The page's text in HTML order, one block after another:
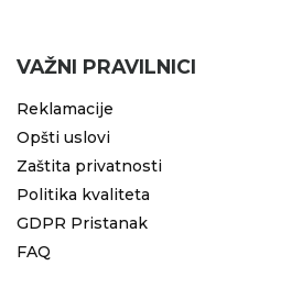
VAŽNI PRAVILNICI
Reklamacije
Opšti uslovi
Zaštita privatnosti
Politika kvaliteta
GDPR Pristanak
FAQ